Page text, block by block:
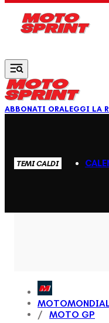
ABBONATI ORALEGGI LA
TEMI CALDI
MOTO GP